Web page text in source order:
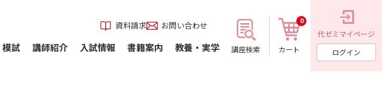
資料請求 お問い合わせ
模試 講師紹介 入試情報 書籍案内 教養・実学 講座検索 カート
0
代ゼミマイページ
ログイン